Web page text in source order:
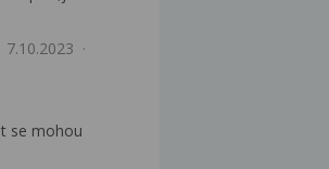
7.10.2023
se mohou